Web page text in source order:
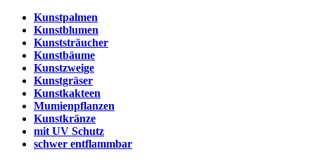
Kunstpalmen
Kunstblumen
Kunststräucher
Kunstbäume
Kunstzweige
Kunstgräser
Kunstkakteen
Mumienpflanzen
Kunstkränze
mit UV Schutz
schwer entflammbar